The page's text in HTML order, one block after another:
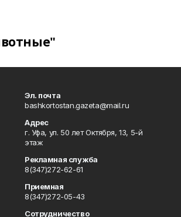
Эл. почта
bashkortostan.gazeta@mail.ru
Адрес
г. Уфа, ул. 50 лет Октября, 13, 5-й
этаж
Рекламная служба
8(347)272-62-61
Приемная
8(347)272-05-43
Сотрудничество